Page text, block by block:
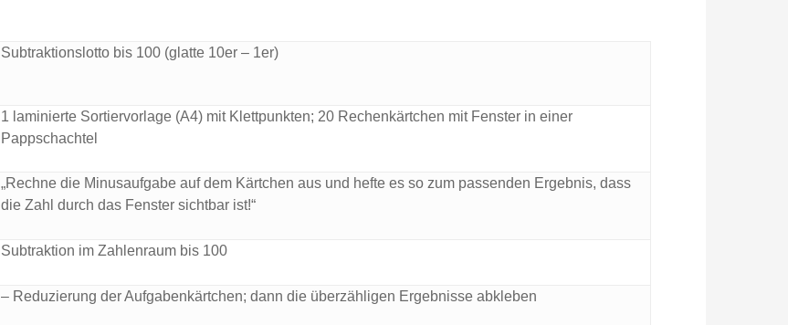
Subtraktionslotto bis 100 (glatte 10er – 1er)
1 laminierte Sortiervorlage (A4) mit Klettpunkten; 20 Rechenkärtchen mit Fenster in einer
Pappschachtel
„Rechne die Minusaufgabe auf dem Kärtchen aus und hefte es so zum passenden Ergebnis, dass
die Zahl durch das Fenster sichtbar ist!“
Subtraktion im Zahlenraum bis 100
– Reduzierung der Aufgabenkärtchen; dann die überzähligen Ergebnisse abkleben